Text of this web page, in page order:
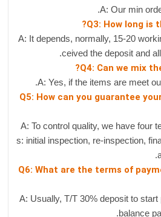
Q3: How long is
A: It depends, normally, 15-20
ceived the deposit and
Q4: Can we mix
Q5: How can you guarantee
A: To control quality, we have four
s: initial inspection, re-inspection,
Q6: What are the terms of
A: Usually, T/T 30% deposit to start
balance